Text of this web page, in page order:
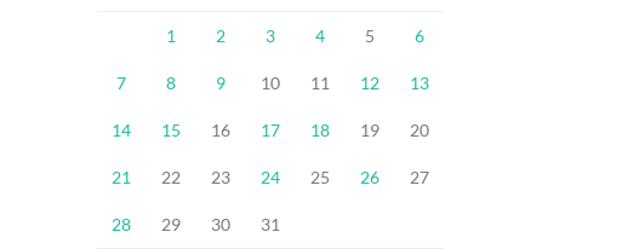
1 2 3 4 5 6
7 8 9 10 11 12 13
14 15 16 17 18 19 20
21 22 23 24 25 26 27
28 29 30 31